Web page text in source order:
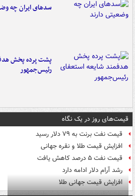
سدهای ایران چه
پشت پرده پخش
رئیس‌جمهور
قیمت‌های روز در یک نگاه
قیمت نفت برنت به ۷۹ دلار رسید
افزایش قیمت طلا و نقره جهانی
قیمت نفت ۵ درصد کاهش یافت
رشد آرام دلار ادامه دارد
افزایش قیمت جهانی طلا